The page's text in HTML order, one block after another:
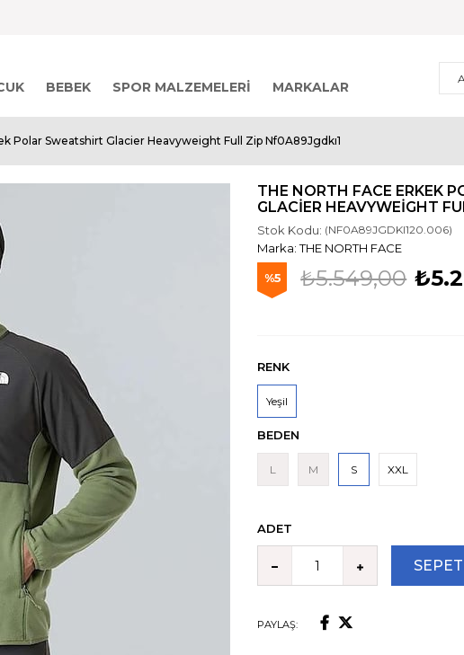
BEBEK SPOR MALZEMELERI MARKALAR
Polar Sweatshirt Glacier Heavyweight Full Zip Nf0A89Jgdkı1
THE NORTH FACE ERKEK
GLACIER HEAVYWEIGHT
Stok Kodu: (NF0A89JGDKI120.006)
THE NORTH FACE
5 ₺5.549,00
RENK
Yeşil
BEDEN
L M S XXL
ADET
PAYLAŞ: